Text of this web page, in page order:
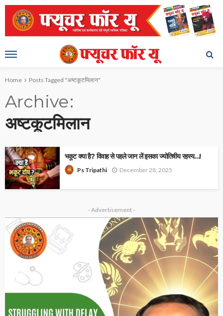
Home Posts Tagged "अष्टकूटमिलान"
Archive
अष्टकूटमिलान
भकूट क्या है? विवाह से पहले जान लें इसका ज्योतिषीय रहस्य…!
Ps Tripathi December 28, 2025
- Advertisement -